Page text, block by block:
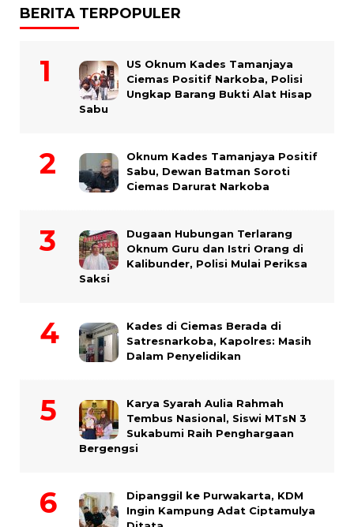
BERITA TERPOPULER
US Oknum Kades Tamanjaya
Ciemas Positif Narkoba, Polisi
Ungkap Barang Bukti Alat Hisap
Sabu
Oknum Kades Tamanjaya Positif
Sabu, Dewan Batman Soroti
Ciemas Darurat Narkoba
Dugaan Hubungan Terlarang
Oknum Guru dan Istri Orang di
Kalibunder, Polisi Mulai Periksa
Saksi
Kades di Ciemas Berada di
Satresnarkoba, Kapolres: Masih
Dalam Penyelidikan
Karya Syarah Aulia Rahmah
Tembus Nasional, Siswi MTsN 3
Sukabumi Raih Penghargaan
Bergengsi
Dipanggil ke Purwakarta, KDM
Ingin Kampung Adat Ciptamulya